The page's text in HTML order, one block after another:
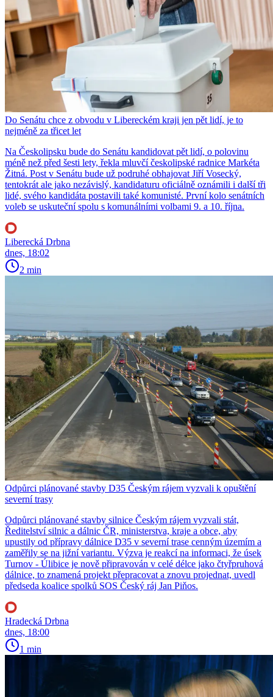
Do Senátu chce z obvodu v Libereckém kraji jen pět lidí, je to
nejméně za třicet let
Na Českolipsku bude do Senátu kandidovat pět lidí, o polovinu
méně než před šesti lety, řekla mluvčí českolipské radnice Markéta
Žitná. Post v Senátu bude už podruhé obhajovat Jiří Vosecký,
tentokrát ale jako nezávislý, kandidaturu oficiálně oznámili i další tři
lidé, svého kandidáta postavili také komunisté. První kolo senátních
voleb se uskuteční spolu s komunálními volbami 9. a 10. října.
Liberecká Drbna
dnes, 18:02
2 min
Odpůrci plánované stavby D35 Českým rájem vyzvali k opuštění
severní trasy
Odpůrci plánované stavby silnice Českým rájem vyzvali stát,
Ředitelství silnic a dálnic ČR, ministerstva, kraje a obce, aby
upustily od přípravy dálnice D35 v severní trase cenným územím a
zaměřily se na jižní variantu. Výzva je reakcí na informaci, že úsek
Turnov - Úlibice je nově připravován v celé délce jako čtyřpruhová
dálnice, to znamená projekt přepracovat a znovu projednat, uvedl
předseda koalice spolků SOS Český ráj Jan Piňos.
Hradecká Drbna
dnes, 18:00
1 min